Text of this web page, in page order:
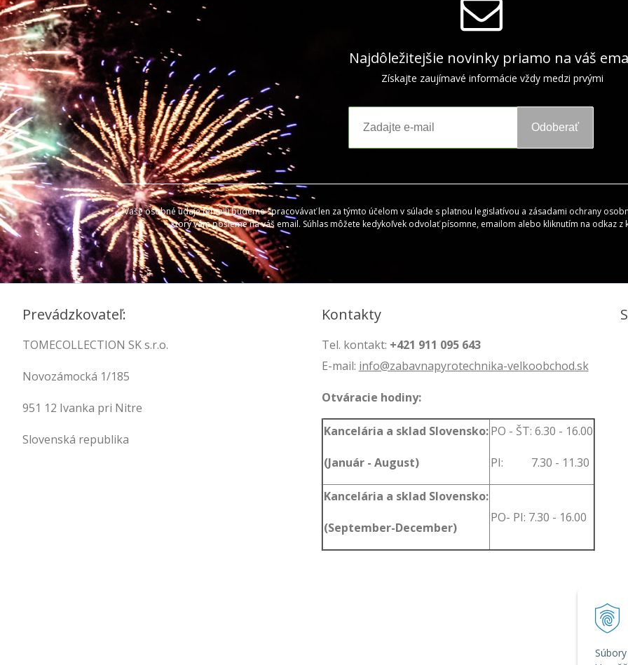
Najdôležitejšie novinky priamo na váš
Získajte zaujímavé informácie vždy medzi prvými
Odoberať
Vaše osobné údaje (email) budeme spracovávať len za týmto účelom v súlade s platnou legislatívou a zásadami ochrany
ktorý vám pošleme na váš email. Súhlas môžete kedykoľvek odvolať písomne, emailom alebo kliknutím na odkaz
Prevádzkovateľ:
TOMECOLLECTION SK s.r.o.
Novozámocká 1/185
951 12 Ivanka pri Nitre
Slovenská republika
Kontakty
Tel. kontakt: +421 911 095 643
E-mail: info@zabavnapyrotechnika-velkoobchod.sk
Otváracie hodiny:
Kancelária a sklad Slovensko:
(Január - August)
PO - ŠT: 6.30 - 16.00
PI: 7.30 - 11.30
Kancelária a sklad Slovensko:
(September-December)
PO- PI: 7.30 - 16.00